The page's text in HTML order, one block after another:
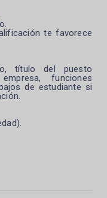
te favorece
título del puesto
funciones
de estudiante si